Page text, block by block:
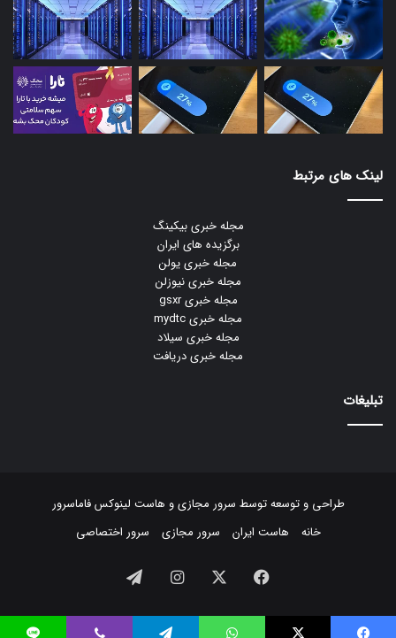
لینک های مرتبط
مجله خبری بیکینگ
برگزیده های ایران
مجله خبری یولن
مجله خبری نیوزلن
مجله خبری gsxr
مجله خبری mydtc
مجله خبری سیلاد
مجله خبری دریافت
تبلیغات
طراحی و توسعه توسط سرور مجازیو هاست لینوکسفاماسرور
خانه
هاست ایران سرور مجازی سرور اختصاصی
فیسبوک ایکس اینستاگرام